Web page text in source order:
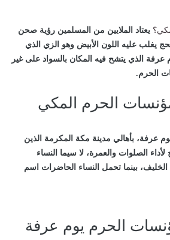
؟ يعتاد الملايين من المسلمين رؤية صحن
يغلب عليه اللون الأبيض وهو الزي الذي
عرفة الذي يتشح فيه المكان بالسواد على غير
الحرم.
الحرم المكي
عرفة، بأهالي مدينة مكة المكرمة الذين
الصلوات والعمرة، لا سيما النساء
بينما تحمل النساء الحاضرات اسم
الحرم يوم عرفة